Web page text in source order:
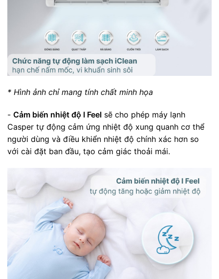
* Hình ảnh chỉ mang tính chất minh họa
- Cảm biến nhiệt độ I Feel sẽ cho phép máy lạnh
Casper tự động cảm ứng nhiệt độ xung quanh cơ thể
người dùng và điều khiển nhiệt độ chính xác hơn so
với cài đặt ban đầu, tạo cảm giác thoải mái.